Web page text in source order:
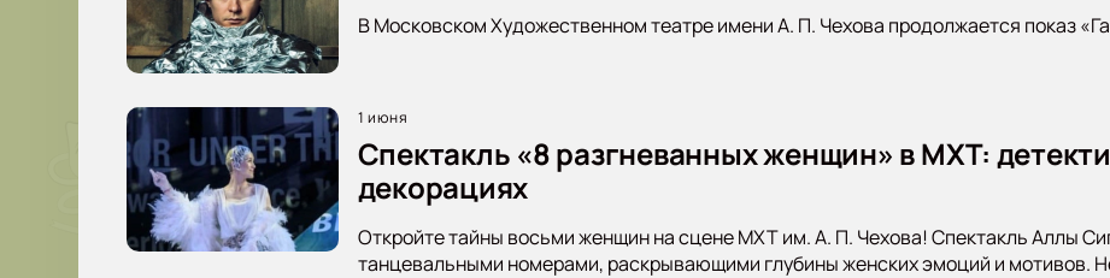
В Московском Художественном театре имени А. П. Чехова продолжается показ
1 июня
Спектакль «8 разгневанных женщин» в МХТ:
декорациях
Откройте тайны восьми женщин на сцене МХТ им. А. П. Чехова! Спектакль Аллы
танцевальными номерами, раскрывающими глубины женских эмоций и мотивов.